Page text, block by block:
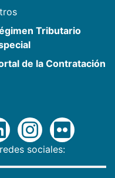
Tributario
de la Contratación
sociales: